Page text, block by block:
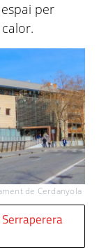
per
de Cerdanyola